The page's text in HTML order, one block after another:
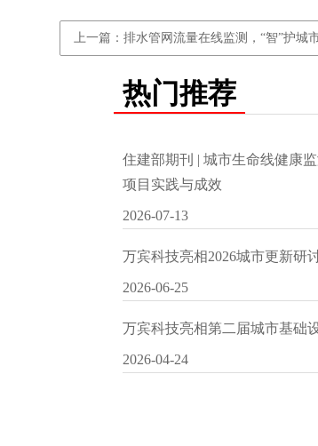
上一篇：排水管网流量在线监测，“智”护城
热门推荐
住建部期刊 | 城市生命线健康
项目实践与成效
2026-07-13
万宾科技亮相2026城市更新研
2026-06-25
万宾科技亮相第二届城市基础
2026-04-24